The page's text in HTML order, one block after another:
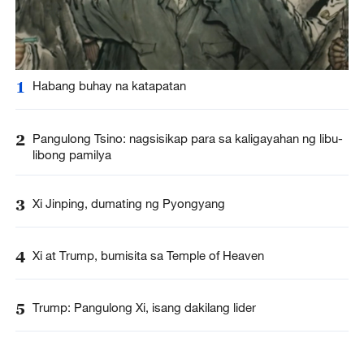
1 Habang buhay na katapatan
2 Pangulong Tsino: nagsisikap para sa kaligayahan ng libu-
libong pamilya
3 Xi Jinping, dumating ng Pyongyang
4 Xi at Trump, bumisita sa Temple of Heaven
5 Trump: Pangulong Xi, isang dakilang lider